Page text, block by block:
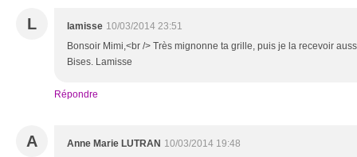
L lamisse 10/03/2014 23:51
Bonsoir Mimi,<br /> Très mignonne ta grille, puis je la recevoir
Bises. Lamisse
Répondre
A Anne Marie LUTRAN 10/03/2014 19:48